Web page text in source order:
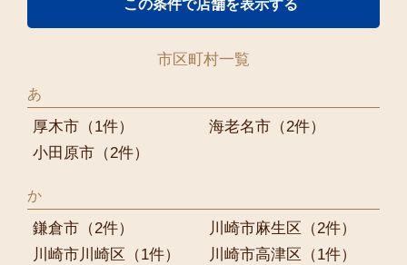
市区町村一覧
あ
厚木市（1件） 海老名市（2件）
小田原市（2件）
か
鎌倉市（2件） 川崎市麻生区
（2件）
川崎市川崎区
（1件） 川崎市高津区
（1件）